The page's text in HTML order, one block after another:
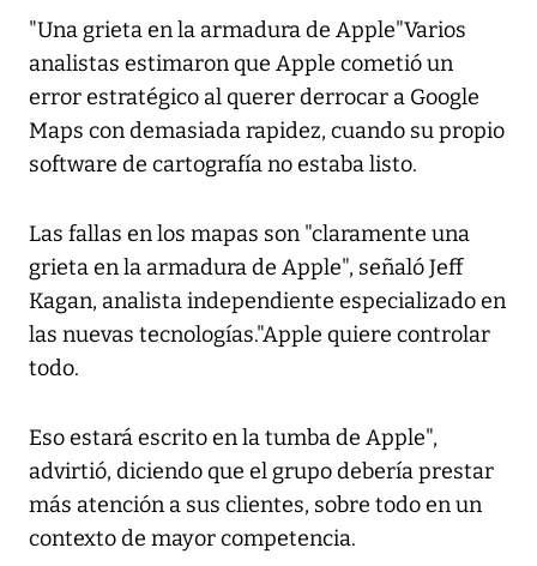
"Una grieta en la armadura de Apple"Varios
analistas estimaron que Apple cometió un
error estratégico al querer derrocar a Google
Maps con demasiada rapidez, cuando su propio
software de cartografía no estaba listo.
Las fallas en los mapas son "claramente una
grieta en la armadura de Apple", señaló Jeff
Kagan, analista independiente especializado en
las nuevas tecnologías."Apple quiere controlar
todo.
Eso estará escrito en la tumba de Apple",
advirtió, diciendo que el grupo debería prestar
más atención a sus clientes, sobre todo en un
contexto de mayor competencia.